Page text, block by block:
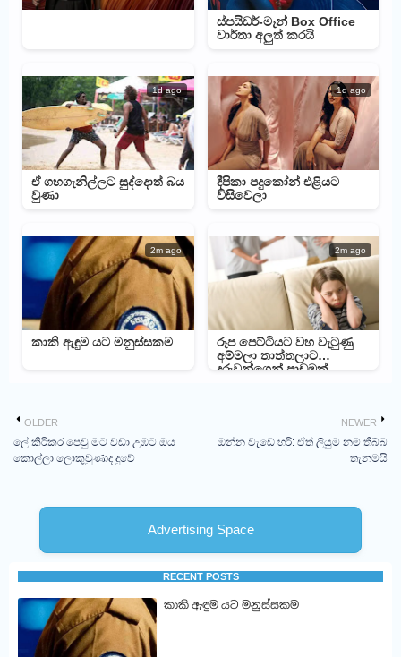
ස්පයිඩර්-මෑන් Box Office
වාර්තා අලුත් කරයි
1d ago
ඒ ගහගැනිල්ලට සුද්දොත් බය
වුණා
1d ago
දීපිකා පදුකෝන් එළියට
විසිවෙලා
2m ago
කාකි ඇඳුම යට මනුස්සකම
2m ago
රූප පෙට්ටියට වහ වැටුණු
අම්මලා තාත්තලාට
දරුවන්ගෙන් පාඩමක්
NEWER
ඔන්න වැඩේ හරි: ඒත් ලියුම නම් තිබ්බ
තැනමයි
OLDER
ලේ කිරිකර පෙවු මට වඩා උඹට ඔය
කොල්ලා ලොකුවුණාද දුවේ
Advertising Space
RECENT POSTS
කාකි ඇඳුම යට මනුස්සකම